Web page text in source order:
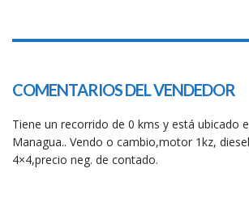
COMENTARIOS DEL VENDEDOR
Tiene un recorrido de 0 kms y está ubicado
Managua.. Vendo o cambio,motor 1kz,
4×4,precio neg. de contado.